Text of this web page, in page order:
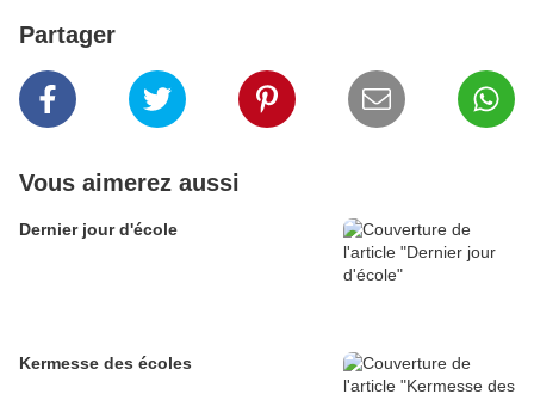
Partager
Vous aimerez aussi
Dernier jour d'école
Kermesse des écoles